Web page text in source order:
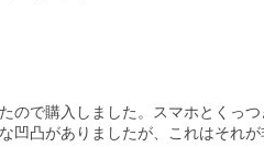
ので購入しました。スマホとくっ
凹凸がありましたが、これはそれ